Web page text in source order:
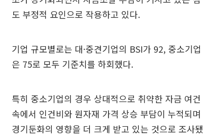
도 부정적 요인으로 작용하고 있다.
기업 규모별로는 대·중견기업의 BSI가 92, 중소기업
은 75로 모두 기준치를 하회했다.
특히 중소기업의 경우 상대적으로 취약한 자금 여건
속에서 인건비와 원자재 가격 상승 부담이 누적되며
경기둔화의 영향을 더 크게 받고 있는 것으로 조사됐